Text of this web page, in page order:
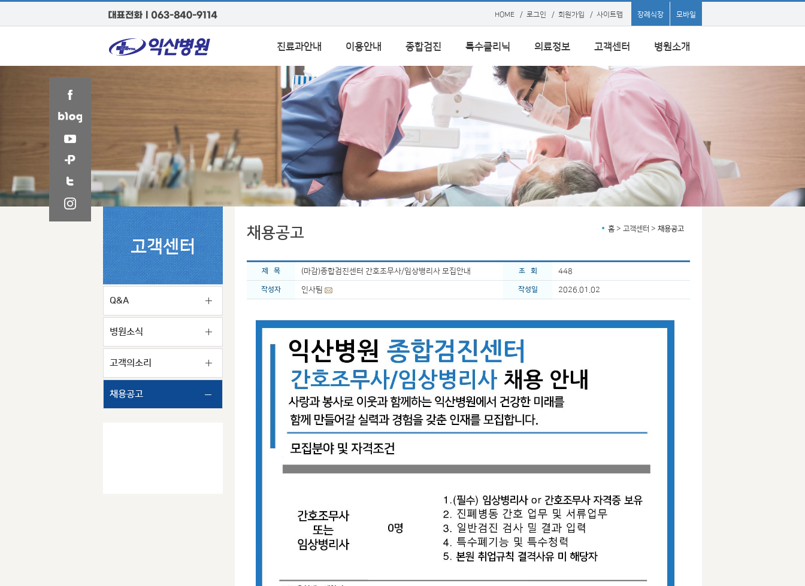
HOME / 로그인 / 회원가입 / 사이트맵 장례식장 모바일
진료과안내 이용안내 종합검진 특수클리닉 의료정보 고객센터 병원소개
고객센터
Q&A
병원소식
고객의소리
채용공고
채용공고 홈 > 고객센터 > 채용공고
제 목 (마감)종합검진센터 간호조무사/임상병리사 모집안내 조 회 448
작성자 인사팀 작성일 2026.01.02